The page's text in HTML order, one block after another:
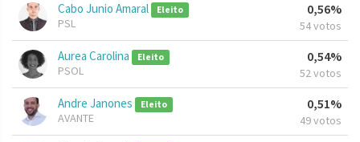
Cabo Junio Amaral Eleito
PSL
0,56%
54 votos
Aurea Carolina Eleito
PSOL
0,54%
52 votos
Andre Janones Eleito
AVANTE
0,51%
49 votos